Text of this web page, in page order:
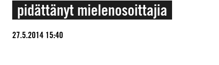
pidättänyt mielenosoittajia
27.5.2014 15:40